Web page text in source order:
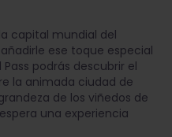
capital mundial del
ese toque especial
podrás descubrir el
la animada ciudad de
de los viñedos de
una experiencia